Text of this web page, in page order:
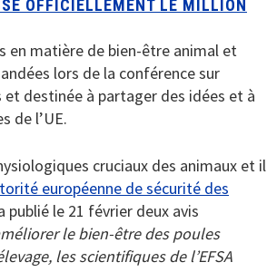
OFFICIELLEMENT LE MILLION
en matière de bien-être animal et
lors de la conférence sur
et destinée à partager des idées et à
de l’UE.
cruciaux des animaux et il
européenne de sécurité des
publié le 21 février deux avis
le bien-être des poules
les scientifiques de l’EFSA